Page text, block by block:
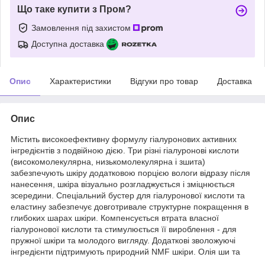
Що таке купити з Пром?
Замовлення під захистом
Доступна доставка
Опис Характеристики Відгуки про товар Доставка
Опис
Містить високоефективну формулу гіалуронових активних
інгредієнтів з подвійною дією. Три різні гіалуронові кислоти
(високомолекулярна, низькомолекулярна і зшита)
забезпечують шкіру додатковою порцією вологи відразу після
нанесення, шкіра візуально розгладжується і зміцнюється
зсередини. Спеціальний бустер для гіалуронової кислоти та
еластину забезпечує довготривале структурне покращення в
глибоких шарах шкіри. Компенсується втрата власної
гіалуронової кислоти та стимулюється її вироблення - для
пружної шкіри та молодого вигляду. Додаткові зволожуючі
інгредієнти підтримують природний NMF шкіри. Олія ши та